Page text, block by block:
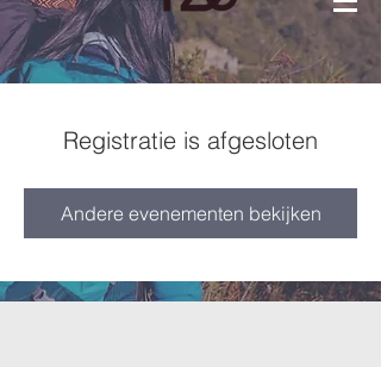
Registratie is afgesloten
Andere evenementen bekijken